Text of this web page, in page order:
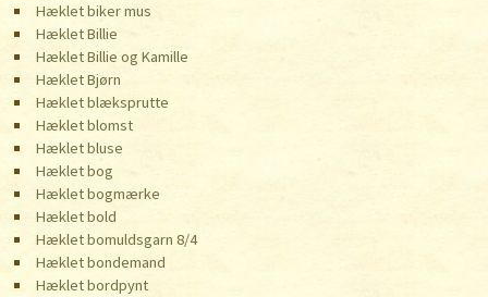
Hæklet biker mus
Hæklet Billie
Hæklet Billie og Kamille
Hæklet Bjørn
Hæklet blæksprutte
Hæklet blomst
Hæklet bluse
Hæklet bog
Hæklet bogmærke
Hæklet bold
Hæklet bomuldsgarn 8/4
Hæklet bondemand
Hæklet bordpynt